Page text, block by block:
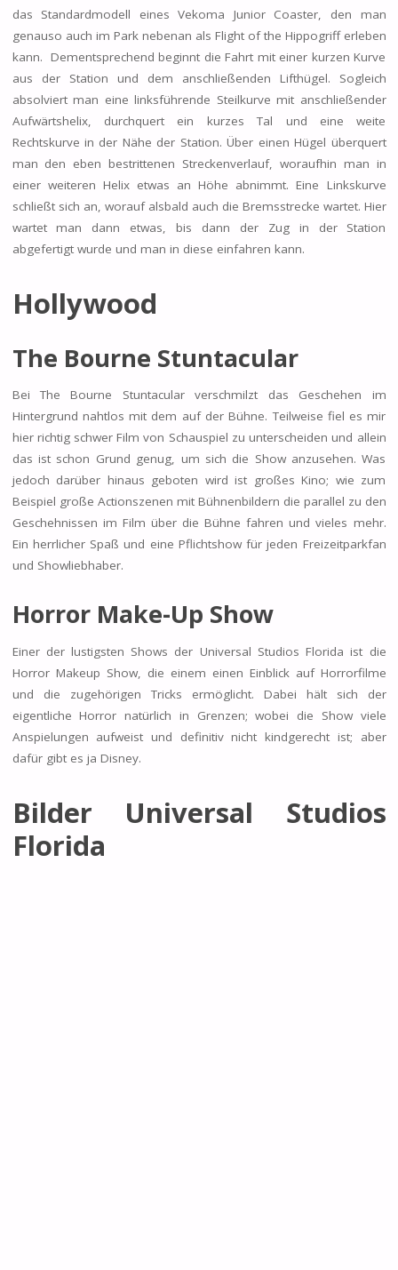
das Standardmodell eines Vekoma Junior Coaster, den man
genauso auch im Park nebenan als Flight of the Hippogriff erleben
kann. Dementsprechend beginnt die Fahrt mit einer kurzen Kurve
aus der Station und dem anschließenden Lifthügel. Sogleich
absolviert man eine linksführende Steilkurve mit anschließender
Aufwärtshelix, durchquert ein kurzes Tal und eine weite
Rechtskurve in der Nähe der Station. Über einen Hügel überquert
man den eben bestrittenen Streckenverlauf, woraufhin man in
einer weiteren Helix etwas an Höhe abnimmt. Eine Linkskurve
schließt sich an, worauf alsbald auch die Bremsstrecke wartet. Hier
wartet man dann etwas, bis dann der Zug in der Station
abgefertigt wurde und man in diese einfahren kann.
Hollywood
The Bourne Stuntacular
Bei The Bourne Stuntacular verschmilzt das Geschehen im
Hintergrund nahtlos mit dem auf der Bühne. Teilweise fiel es mir
hier richtig schwer Film von Schauspiel zu unterscheiden und allein
das ist schon Grund genug, um sich die Show anzusehen. Was
jedoch darüber hinaus geboten wird ist großes Kino; wie zum
Beispiel große Actionszenen mit Bühnenbildern die parallel zu den
Geschehnissen im Film über die Bühne fahren und vieles mehr.
Ein herrlicher Spaß und eine Pflichtshow für jeden Freizeitparkfan
und Showliebhaber.
Horror Make-Up Show
Einer der lustigsten Shows der Universal Studios Florida ist die
Horror Makeup Show, die einem einen Einblick auf Horrorfilme
und die zugehörigen Tricks ermöglicht. Dabei hält sich der
eigentliche Horror natürlich in Grenzen; wobei die Show viele
Anspielungen aufweist und definitiv nicht kindgerecht ist; aber
dafür gibt es ja Disney.
Bilder Universal Studios
Florida